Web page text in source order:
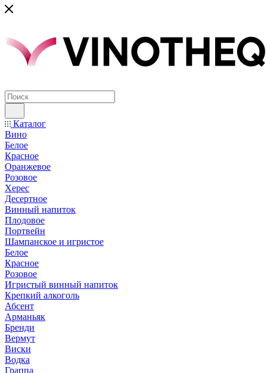
Каталог
Вино
Белое
Красное
Оранжевое
Розовое
Херес
Десертное
Винный напиток
Плодовое
Портвейн
Шампанское и игристое
Белое
Красное
Розовое
Игристый винный напиток
Крепкий алкоголь
Абсент
Арманьяк
Бренди
Вермут
Виски
Водка
Граппа